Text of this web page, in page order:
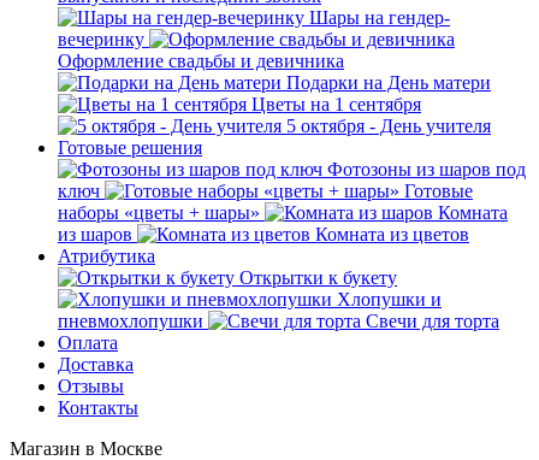
Шары на гендер-
вечеринку
Оформление свадьбы и девичника
Подарки на День матери
Цветы на 1 сентября
5 октября - День учителя
Готовые решения
Фотозоны из шаров под
ключ
Готовые
наборы «цветы + шары»
Комната
из шаров
Комната из цветов
Атрибутика
Открытки к букету
Хлопушки и
пневмохлопушки
Свечи для торта
Оплата
Доставка
Отзывы
Контакты
Магазин в Москве